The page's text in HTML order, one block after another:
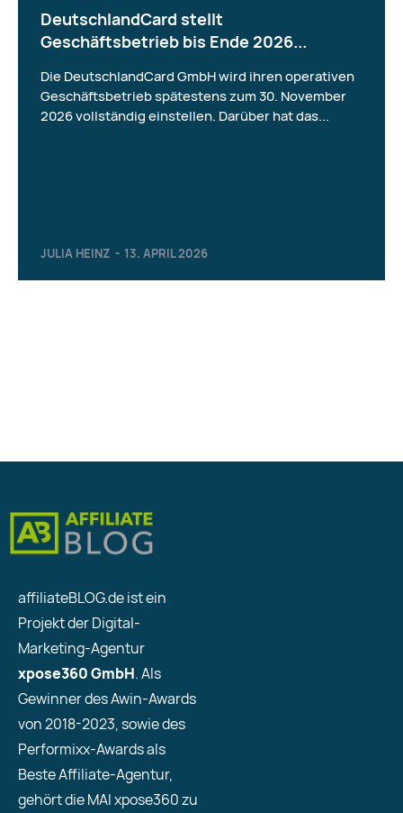
DeutschlandCard stellt
Geschäftsbetrieb bis Ende 2026...
JULIA HEINZ - 13. APRIL 2026
Die DeutschlandCard GmbH wird ihren operativen
Geschäftsbetrieb spätestens zum 30. November
2026 vollständig einstellen. Darüber hat das...
affiliateBLOG.de ist ein
Projekt der Digital-
Marketing-Agentur
xpose360 GmbH. Als
Gewinner des Awin-Awards
von 2018-2023, sowie des
Performixx-Awards als
Beste Affiliate-Agentur,
gehört die MAI xpose360 zu